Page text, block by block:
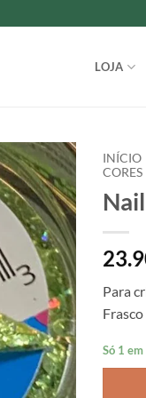
LOJA
INÍCIO
CORES
Para
Só 1